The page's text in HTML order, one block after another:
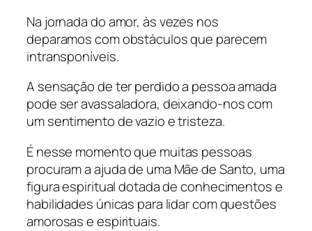
Na jornada do amor, às vezes nos
deparamos com obstáculos que parecem
intransponíveis.
A sensação de ter perdido a pessoa amada
pode ser avassaladora, deixando-nos com
um sentimento de vazio e tristeza.
É nesse momento que muitas pessoas
procuram a ajuda de uma Mãe de Santo, uma
figura espiritual dotada de conhecimentos e
habilidades únicas para lidar com questões
amorosas e espirituais.